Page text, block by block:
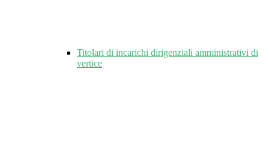
Titolari di incarichi dirigenziali amministrativi di
vertice